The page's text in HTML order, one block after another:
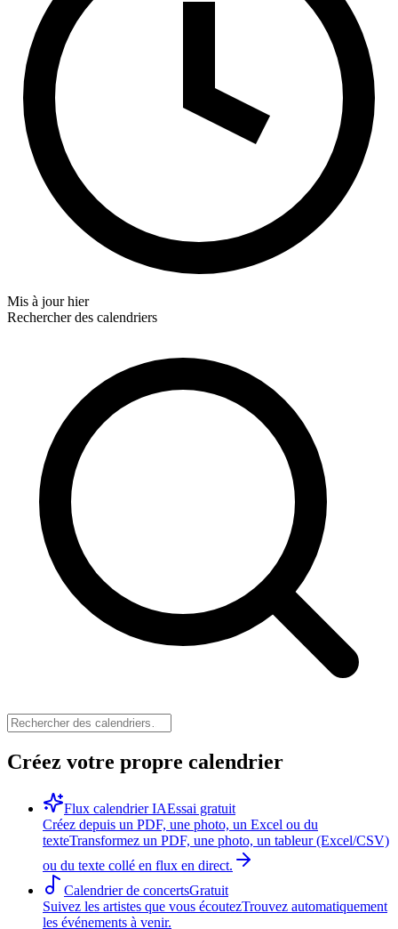
Mis à jour hier
Rechercher des calendriers
Créez votre propre calendrier
Flux calendrier IAEssai gratuit
Créez depuis un PDF, une photo, un Excel ou du
texteTransformez un PDF, une photo, un tableur (Excel/CSV)
ou du texte collé en flux en direct.
Calendrier de concertsGratuit
Suivez les artistes que vous écoutezTrouvez automatiquement
les événements à venir.